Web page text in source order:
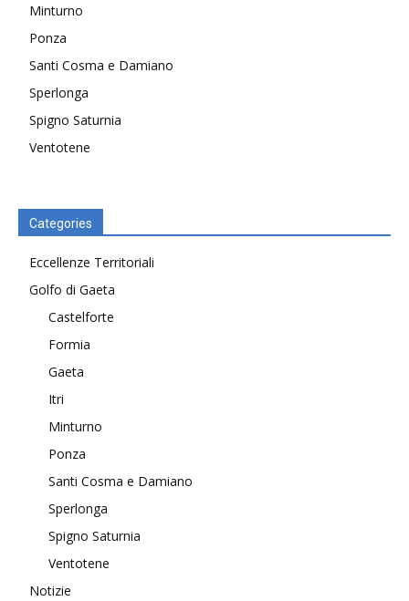
Minturno
Ponza
Santi Cosma e Damiano
Sperlonga
Spigno Saturnia
Ventotene
Categories
Eccellenze Territoriali
Golfo di Gaeta
Castelforte
Formia
Gaeta
Itri
Minturno
Ponza
Santi Cosma e Damiano
Sperlonga
Spigno Saturnia
Ventotene
Notizie